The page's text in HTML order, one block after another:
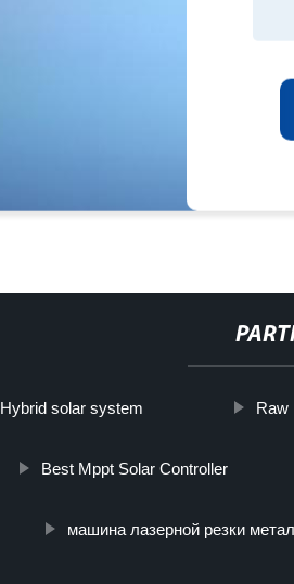
Hybrid solar system Raw
Best Mppt Solar Controller
машина лазерной резки